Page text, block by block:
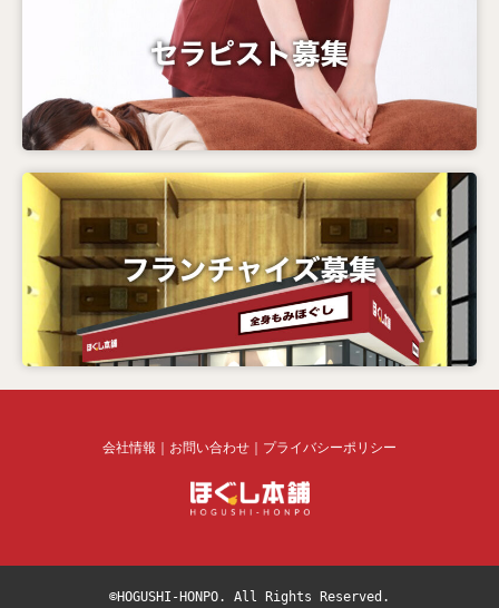
会社情報 ｜ お問い合わせ ｜ プライバシーポリシー
©HOGUSHI-HONPO. All Rights Reserved.